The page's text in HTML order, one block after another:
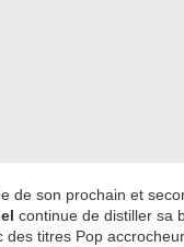
de son prochain et
continue de distiller sa
titres Pop